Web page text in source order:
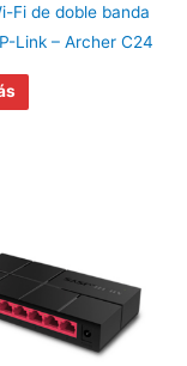
Fi de doble banda
Link – Archer C24